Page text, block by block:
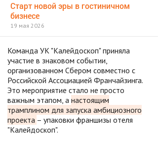
Старт новой эры в гостиничном
бизнесе
19 мая 2026
Команда УК "Калейдоскоп" приняла
участие в знаковом событии,
организованном Сбером совместно с
Российской Ассоциацией Франчайзинга.
Это мероприятие стало не просто
важным этапом, а настоящим
трамплином для запуска амбициозного
проекта – упаковки франшизы отеля
"Калейдоскоп".